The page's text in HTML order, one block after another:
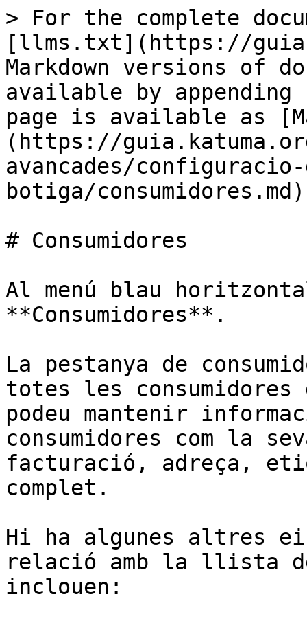
> For the complete
[llms.txt](https://
Markdown versions of
available by
page is available as
(https://
avancades/
botiga/
# Consumidores
Al menú blau
**Consumidores**.
La pestanya de
totes les
podeu mantenir
consumidores com la
facturació, adreça,
complet.
Hi ha algunes altres
relació amb la llista
inclouen: